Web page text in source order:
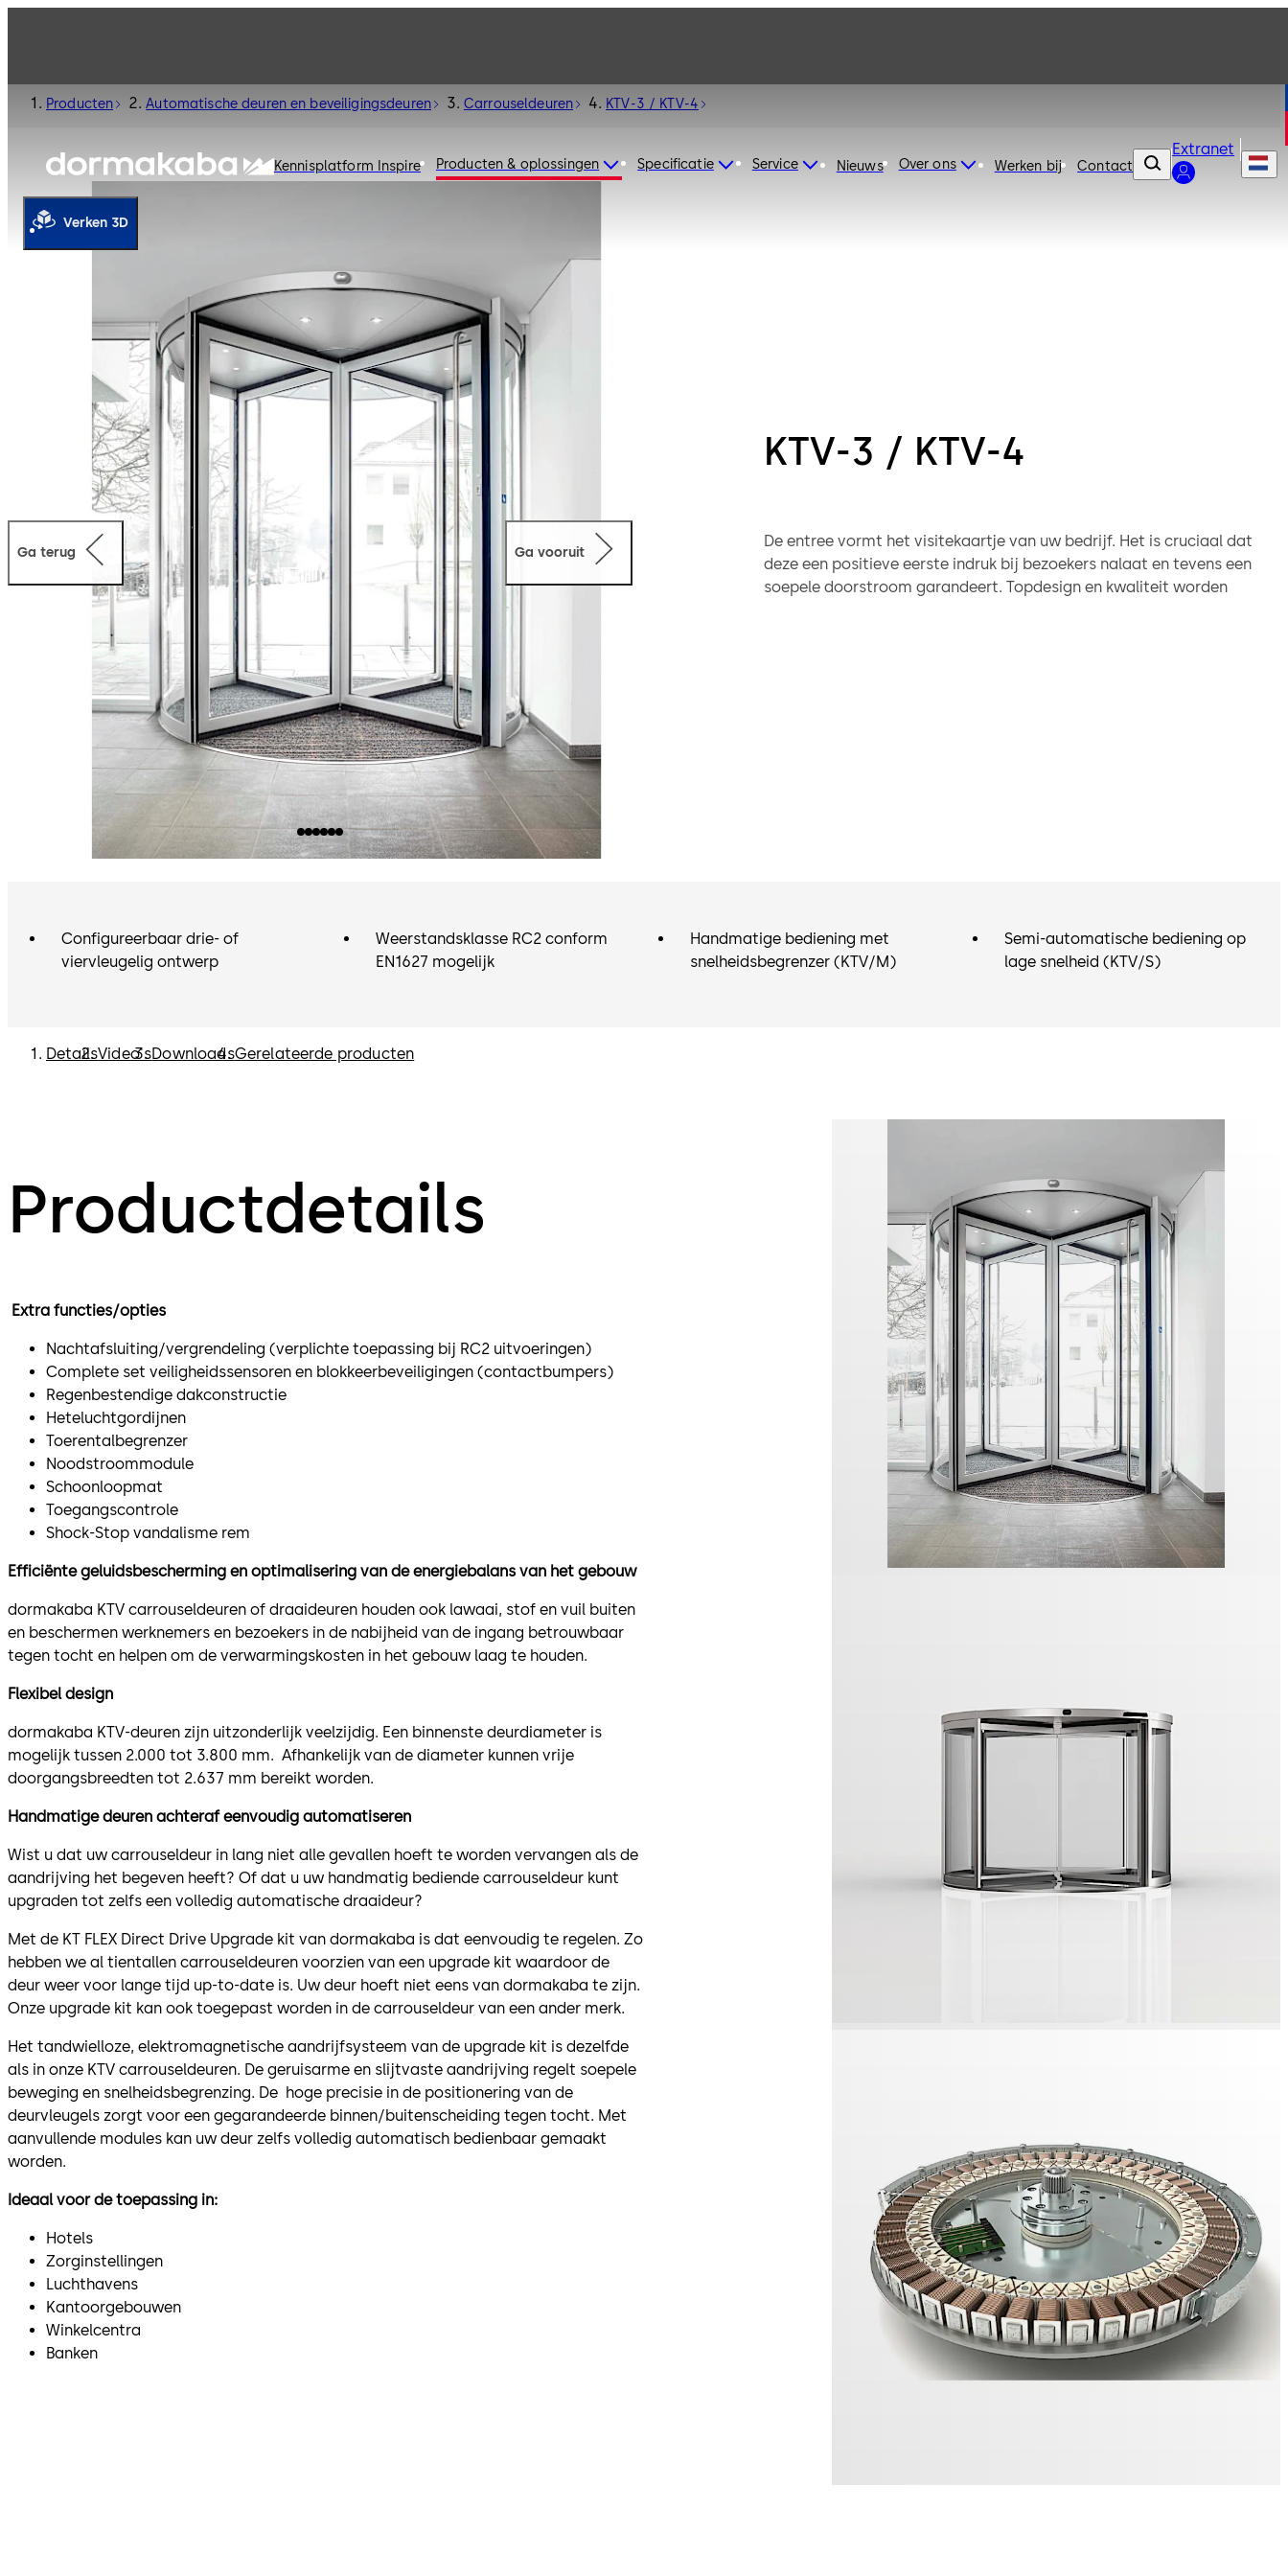
Kennisplatform Inspire Producten & oplossingen Specificatie Service Nieuws Over ons Werken bij Contact
Extranet
Producten Automatische deuren en beveiligingsdeuren Carrouseldeuren KTV-3 / KTV-4
KTV-3 / KTV-4
De entree vormt het visitekaartje van uw bedrijf. Het is cruciaal dat
deze een positieve eerste indruk bij bezoekers nalaat en tevens een
soepele doorstroom garandeert. Topdesign en kwaliteit worden
bovenbandhoogte van slechts 100mm. De combinatie van de KT Flex
Direct aandrijving, het bijhorende slanke design en de verhoogde RC2
Ga terug Ga vooruit
Verken 3D
Configureerbaar drie- of
viervleugelig ontwerp
Weerstandsklasse RC2 conform
EN1627 mogelijk
Handmatige bediening met
snelheidsbegrenzer (KTV/M)
Semi-automatische bediening op
lage snelheid (KTV/S)
DetailsVideo'sDownloadsGerelateerde producten
Productdetails
Extra functies/opties
Nachtafsluiting/vergrendeling (verplichte toepassing bij RC2 uitvoeringen)
Complete set veiligheidssensoren en blokkeerbeveiligingen (contactbumpers)
Regenbestendige dakconstructie
Heteluchtgordijnen
Toerentalbegrenzer
Noodstroommodule
Schoonloopmat
Toegangscontrole
Shock-Stop vandalisme rem
Efficiënte geluidsbescherming en optimalisering van de energiebalans van het gebouw
dormakaba KTV carrouseldeuren of draaideuren houden ook lawaai, stof en vuil buiten
en beschermen werknemers en bezoekers in de nabijheid van de ingang betrouwbaar
tegen tocht en helpen om de verwarmingskosten in het gebouw laag te houden.
Flexibel design
dormakaba KTV-deuren zijn uitzonderlijk veelzijdig. Een binnenste deurdiameter is
mogelijk tussen 2.000 tot 3.800 mm. Afhankelijk van de diameter kunnen vrije
doorgangsbreedten tot 2.637 mm bereikt worden.
Handmatige deuren achteraf eenvoudig automatiseren
Wist u dat uw carrouseldeur in lang niet alle gevallen hoeft te worden vervangen als de
aandrijving het begeven heeft? Of dat u uw handmatig bediende carrouseldeur kunt
upgraden tot zelfs een volledig automatische draaideur?
Met de KT FLEX Direct Drive Upgrade kit van dormakaba is dat eenvoudig te regelen. Zo
hebben we al tientallen carrouseldeuren voorzien van een upgrade kit waardoor de
deur weer voor lange tijd up-to-date is. Uw deur hoeft niet eens van dormakaba te zijn.
Onze upgrade kit kan ook toegepast worden in de carrouseldeur van een ander merk.
Het tandwielloze, elektromagnetische aandrijfsysteem van de upgrade kit is dezelfde
als in onze KTV carrouseldeuren. De geruisarme en slijtvaste aandrijving regelt soepele
beweging en snelheidsbegrenzing. De hoge precisie in de positionering van de
deurvleugels zorgt voor een gegarandeerde binnen/buitenscheiding tegen tocht. Met
aanvullende modules kan uw deur zelfs volledig automatisch bedienbaar gemaakt
worden.
Ideaal voor de toepassing in:
Hotels
Zorginstellingen
Luchthavens
Kantoorgebouwen
Winkelcentra
Banken